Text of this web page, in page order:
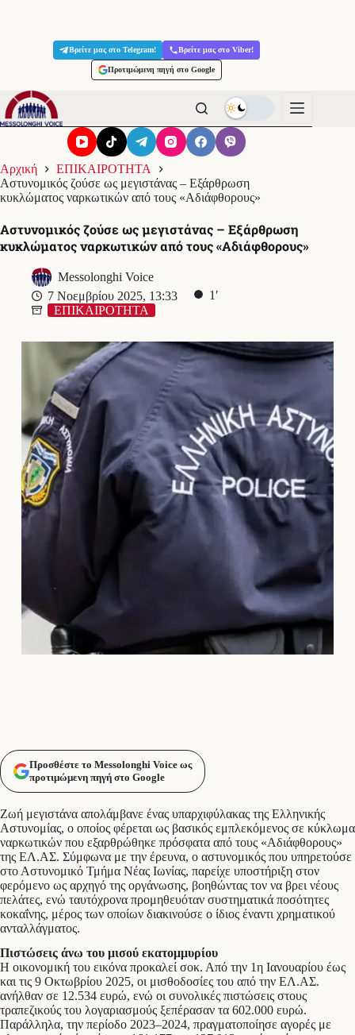
Βρείτε μας στο Telegram! Βρείτε μας στο Viber!
Προτιμώμενη πηγή στο Google
Αρχική
ΕΠΙΚΑΙΡΟΤΗΤΑ
Αστυνομικός ζούσε ως μεγιστάνας – Εξάρθρωση
κυκλώματος ναρκωτικών από τους «Αδιάφθορους»
Αστυνομικός ζούσε ως μεγιστάνας – Εξάρθρωση
κυκλώματος ναρκωτικών από τους «Αδιάφθορους»
Messolonghi Voice
7 Νοεμβρίου 2025, 13:33
1′
ΕΠΙΚΑΙΡΟΤΗΤΑ
Προσθέστε το Messolonghi Voice ως
προτιμώμενη πηγή στο Google
Ζωή μεγιστάνα απολάμβανε ένας υπαρχιφύλακας της Ελληνικής
Αστυνομίας, ο οποίος φέρεται ως βασικός εμπλεκόμενος σε κύκλωμα
ναρκωτικών που εξαρθρώθηκε πρόσφατα από τους «Αδιάφθορους»
της ΕΛ.ΑΣ. Σύμφωνα με την έρευνα, ο αστυνομικός που υπηρετούσε
στο Αστυνομικό Τμήμα Νέας Ιωνίας, παρείχε υποστήριξη στον
φερόμενο ως αρχηγό της οργάνωσης, βοηθώντας τον να βρει νέους
πελάτες, ενώ ταυτόχρονα προμηθευόταν συστηματικά ποσότητες
κοκαΐνης, μέρος των οποίων διακινούσε ο ίδιος έναντι χρηματικού
ανταλλάγματος.
Πιστώσεις άνω του μισού εκατομμυρίου
Η οικονομική του εικόνα προκαλεί σοκ. Από την 1η Ιανουαρίου έως
και τις 9 Οκτωβρίου 2025, οι μισθοδοσίες του από την ΕΛ.ΑΣ.
ανήλθαν σε 12.534 ευρώ, ενώ οι συνολικές πιστώσεις στους
τραπεζικούς του λογαριασμούς ξεπέρασαν τα 602.000 ευρώ.
Παράλληλα, την περίοδο 2023–2024, πραγματοποίησε αγορές με